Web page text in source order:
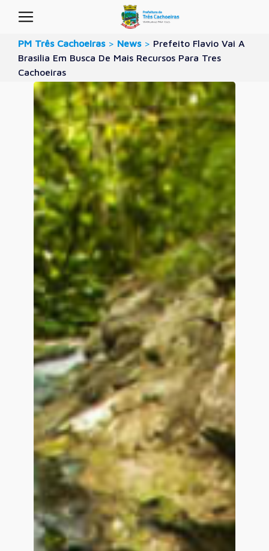
PM Três Cachoeiras > News > Prefeito Flavio Vai A
Brasilia Em Busca De Mais Recursos Para Tres
Cachoeiras